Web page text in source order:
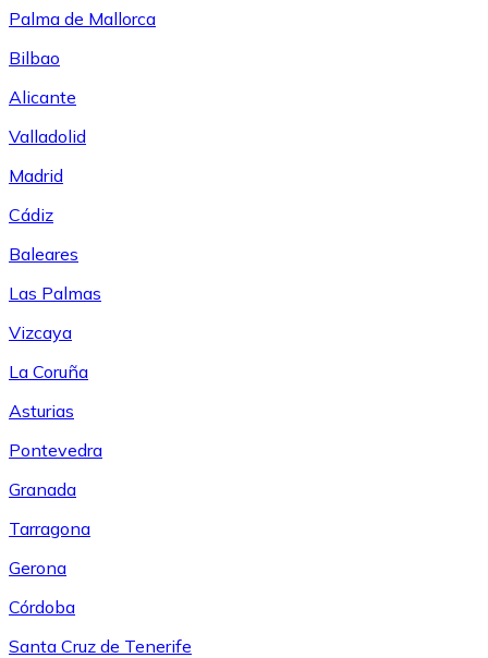
Palma de Mallorca
Bilbao
Alicante
Valladolid
Madrid
Cádiz
Baleares
Las Palmas
Vizcaya
La Coruña
Asturias
Pontevedra
Granada
Tarragona
Gerona
Córdoba
Santa Cruz de Tenerife